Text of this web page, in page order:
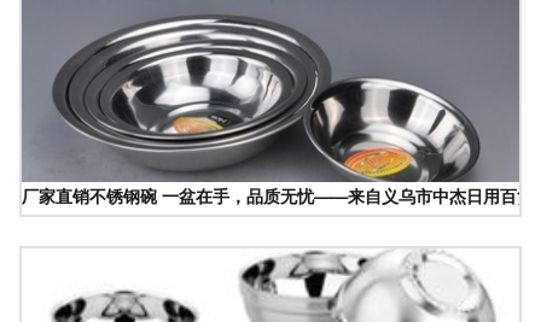
厂家直销不锈钢碗 一盆在手，品质无忧——来自义乌市中杰日用百货